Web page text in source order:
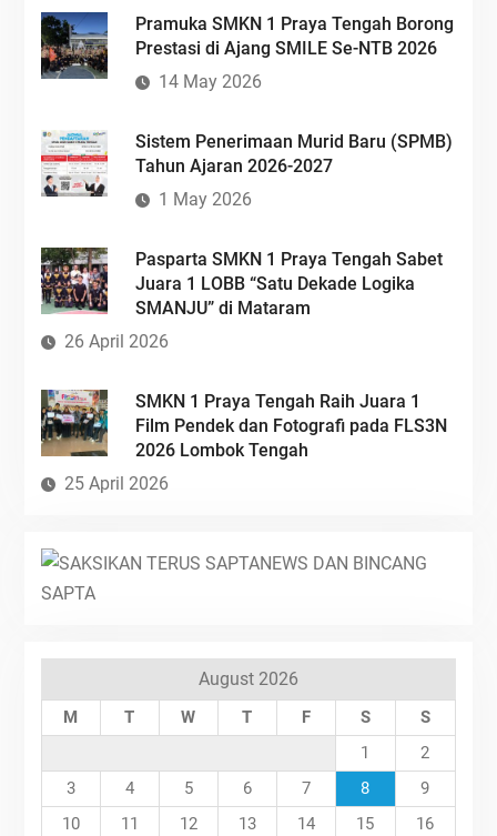
Pramuka SMKN 1 Praya Tengah Borong
Prestasi di Ajang SMILE Se-NTB 2026
14 May 2026
Sistem Penerimaan Murid Baru (SPMB)
Tahun Ajaran 2026-2027
1 May 2026
Pasparta SMKN 1 Praya Tengah Sabet
Juara 1 LOBB “Satu Dekade Logika
SMANJU” di Mataram
26 April 2026
SMKN 1 Praya Tengah Raih Juara 1
Film Pendek dan Fotografi pada FLS3N
2026 Lombok Tengah
25 April 2026
August 2026
M T W T F S
S
1
2
3
4 5 6 7 8
9
10
11 12 13 14 15
16